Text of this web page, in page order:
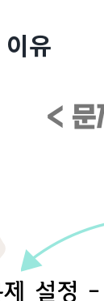
유